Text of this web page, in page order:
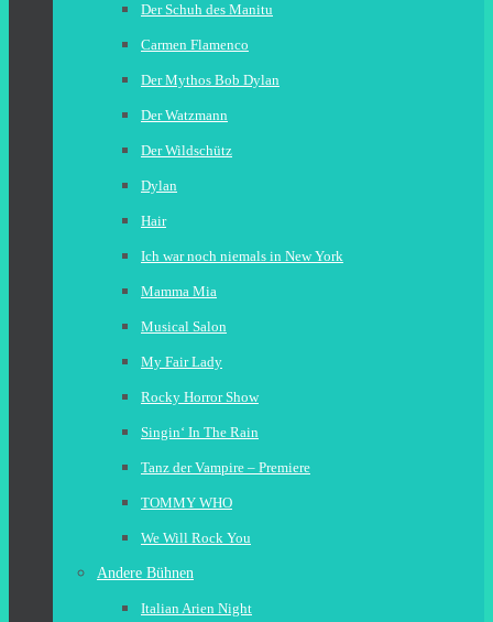
Der Schuh des Manitu
Carmen Flamenco
Der Mythos Bob Dylan
Der Watzmann
Der Wildschütz
Dylan
Hair
Ich war noch niemals in New York
Mamma Mia
Musical Salon
My Fair Lady
Rocky Horror Show
Singin‘ In The Rain
Tanz der Vampire – Premiere
TOMMY WHO
We Will Rock You
Andere Bühnen
Italian Arien Night